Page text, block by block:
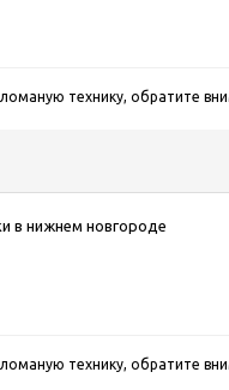
технику, обратите
в нижнем новгороде
технику, обратите